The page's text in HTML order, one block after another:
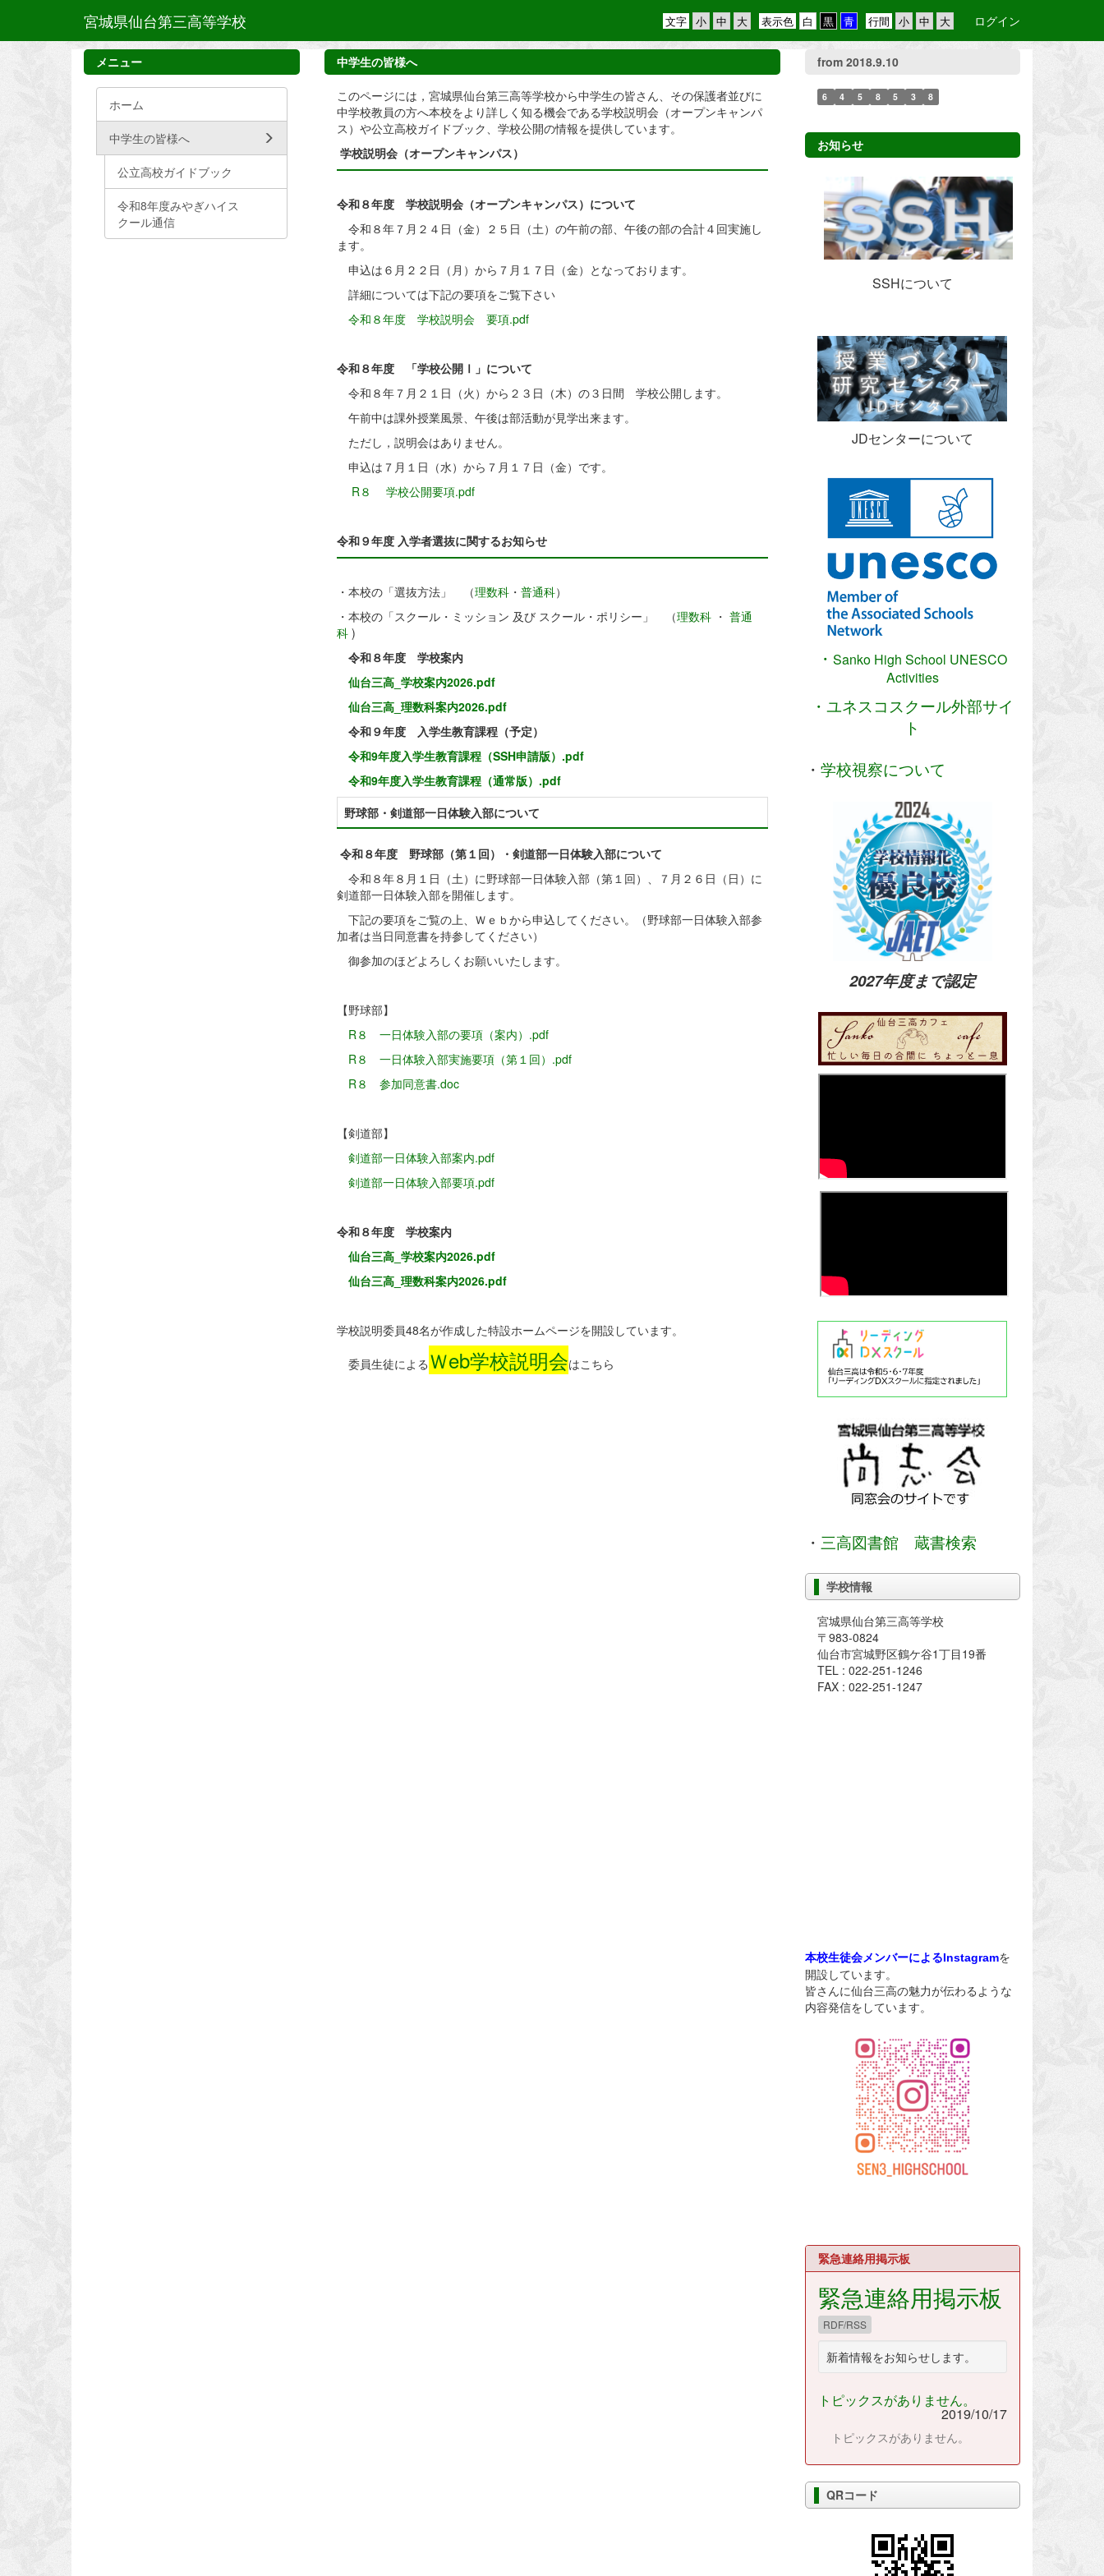
宮城県仙台第三高等学校 行間
表示色
文字 ログイン
中学生の皆様へ
このページには，宮城県仙台第三高等学校から中学生の皆さん、その保護者並びに
中学校教員の方へ本校をより詳しく知る機会である学校説明会（オープンキャンパ
ス）や公立高校ガイドブック、学校公開の情報を提供しています。
学校説明会（オープンキャンパス）
令和８年度 学校説明会（オープンキャンパス）について
令和８年７月２４日（金）２５日（土）の午前の部、午後の部の合計４回実施し
ます。
申込は６月２２日（月）から７月１７日（金）となっております。
詳細については下記の要項をご覧下さい
令和８年度 学校説明会 要項.pdf
令和８年度 「学校公開Ⅰ」について
令和８年７月２１日（火）から２３日（木）の３日間 学校公開します。
午前中は課外授業風景、午後は部活動が見学出来ます。
ただし，説明会はありません。
申込は７月１日（水）から７月１７日（金）です。
R８ 学校公開要項.pdf
令和９年度 入学者選抜に関するお知らせ
・本校の「選抜方法」 （理数科・ 普通科）
・本校の「スクール・ミッション 及び スクール・ポリシー」 （理数科・ 普通
科)
令和８年度 学校案内
仙台三高_学校案内2026.pdf
仙台三高_理数科案内2026.pdf
令和９年度 入学生教育課程（予定）
令和9年度入学生教育課程（SSH申請版）.pdf
令和9年度入学生教育課程（通常版）.pdf
野球部・剣道部一日体験入部について
令和８年度 野球部（第１回）・剣道部一日体験入部について
令和８年８月１日（土）に野球部一日体験入部（第１回）、７月２６日（日）に
剣道部一日体験入部を開催します。
下記の要項をご覧の上、Ｗｅｂから申込してください。（野球部一日体験入部参
加者は当日同意書を持参してください）
御参加のほどよろしくお願いいたします。
【野球部】
R８ 一日体験入部の要項（案内）.pdf
R８ 一日体験入部実施要項（第１回）.pdf
R８ 参加同意書.doc
【剣道部】
剣道部一日体験入部案内.pdf
剣道部一日体験入部要項.pdf
令和８年度 学校案内
仙台三高_学校案内2026.pdf
仙台三高_理数科案内2026.pdf
学校説明委員48名が作成した特設ホームページを開設しています。
委員生徒による Ｗeb学校説明会はこちら
メニュー
ホーム
中学生の皆様へ
公立高校ガイドブック
令和8年度みやぎハイス
クール通信
from 2018.9.10
6 4 5 8 5 3 8
お知らせ
SSHについて
JDセンターについて
・Sanko High School UNESCO
Activities
・ユネスコスクール外部サイ
ト
・ 学校視察について
2027年度まで認定
・ 三高図書館 蔵書検索
学校情報
宮城県仙台第三高等学校
〒983-0824
仙台市宮城野区鶴ケ谷1丁目19番
TEL : 022-251-1246
FAX : 022-251-1247
本校生徒会メンバーによるInstagramを
開設しています。
皆さんに仙台三高の魅力が伝わるような
内容発信をしています。
緊急連絡用掲示板
緊急連絡用掲示板
RDF/RSS
新着情報をお知らせします。
トピックスがありません。
2019/10/17
トピックスがありません。
QRコード